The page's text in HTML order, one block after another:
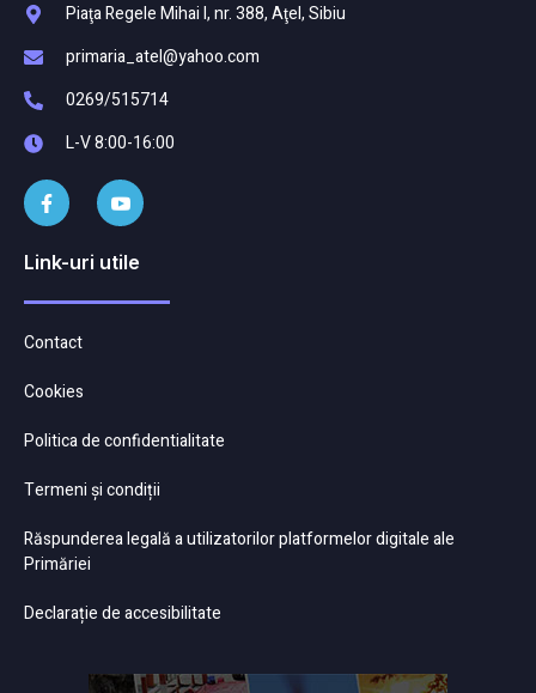
Piaţa Regele Mihai I, nr. 388, Aţel, Sibiu
primaria_atel@yahoo.com
0269/515714
L-V 8:00-16:00
Link-uri utile
Contact
Cookies
Politica de confidentialitate
Termeni și condiții
Răspunderea legală a utilizatorilor platformelor digitale ale
Primăriei
Declarație de accesibilitate